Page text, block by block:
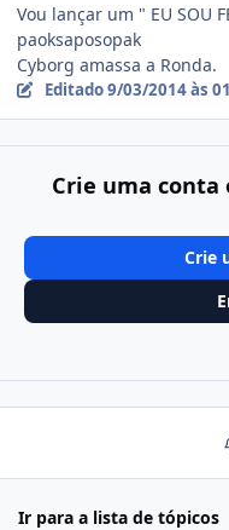
Vou lançar um " EU SOU
paoksaposopak
Cyborg amassa a Ronda.
Editado9/03/2014 às
Crie uma
Crie
Ir para a lista de tópicos